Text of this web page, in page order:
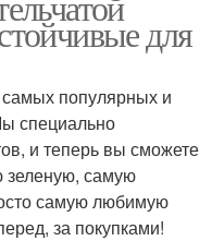
для
самых популярных и
специально
и теперь вы сможете
зеленую, самую
самую любимую
за покупками!